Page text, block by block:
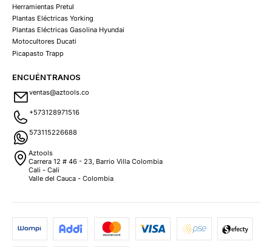
Herramientas Pretul
Plantas Eléctricas Yorking
Plantas Eléctricas Gasolina Hyundai
Motocultores Ducati
Picapasto Trapp
ENCUÉNTRANOS
ventas@aztools.co
+573128971516
573115226688
Aztools
Carrera 12 # 46 - 23, Barrio Villa Colombia
Cali - Cali
Valle del Cauca - Colombia